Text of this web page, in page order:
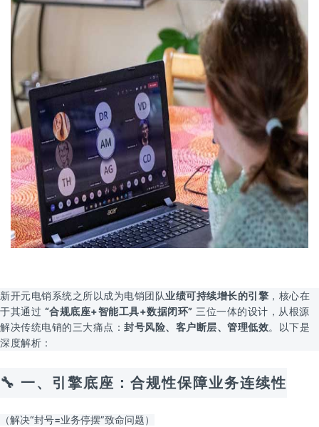
新开元电销系统之所以成为电销团队业绩可持续增长的引擎 ，核心在
于其通过 “合规底座+智能工具+数据闭环” 三位一体的设计，从根源
解决传统电销的三大痛点： 封号风险、客户断层、管理低效。以下是
深度解析：
🔧 一、 引擎底座：合规性保障业务连续性
（解决“封号=业务停摆”致命问题）